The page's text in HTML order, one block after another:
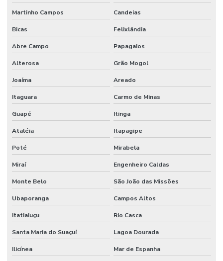
Martinho Campos Candeias
Bicas Felixlândia
Abre Campo Papagaios
Alterosa Grão Mogol
Joaíma Areado
Itaguara Carmo de Minas
Guapé Itinga
Ataléia Itapagipe
Poté Mirabela
Miraí Engenheiro Caldas
Monte Belo São João das Missões
Ubaporanga Campos Altos
Itatiaiuçu Rio Casca
Santa Maria do Suaçuí Lagoa Dourada
Ilicínea Mar de Espanha